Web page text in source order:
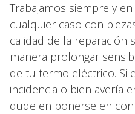
Trabajamos siempre y
cualquier caso con
calidad de la reparación
manera prolongar
de tu termo eléctrico. Si
incidencia o bien avería
dude en ponerse en